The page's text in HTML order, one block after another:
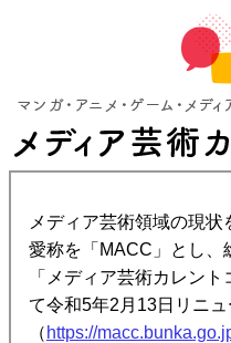
メディア芸術領域の現
愛称を「MACC」とし、
「メディア芸術カレン
て令和5年2月13日リニュ
（ https://